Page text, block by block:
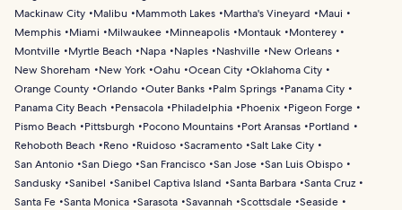
Mackinaw City
Malibu Mammoth Lakes Martha's Vineyard
Maui
Memphis
Miami Milwaukee Minneapolis Montauk
Monterey
Montville
Myrtle Beach Napa Naples Nashville
New Orleans
New Shoreham
New York Oahu Ocean City Oklahoma City
Orange County Orlando Outer Banks Palm Springs
Panama City
Panama City Beach
Pensacola Philadelphia Phoenix
Pigeon Forge
Pismo Beach
Pittsburgh Pocono Mountains Port Aransas
Portland
Rehoboth Beach
Reno Ruidoso Sacramento Salt Lake City
San Antonio San Diego San Francisco San Jose San Luis Obispo
Sandusky Sanibel Sanibel Captiva Island Santa Barbara Santa Cruz
Santa Fe Santa Monica Sarasota Savannah Scottsdale Seaside